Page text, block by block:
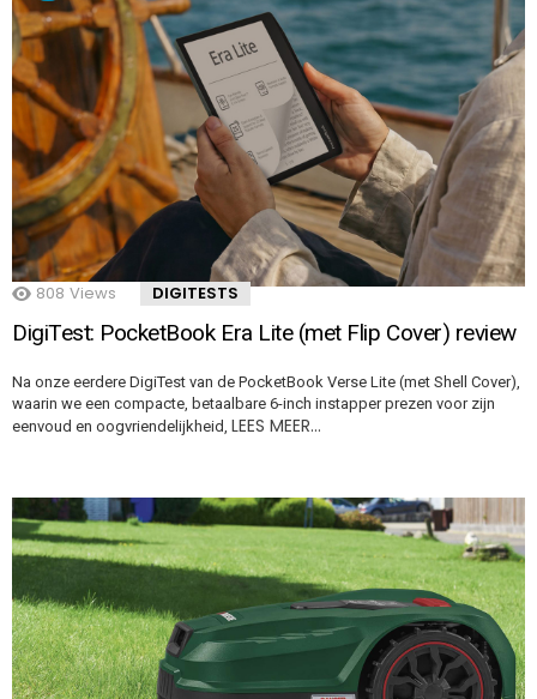
808 Views DIGITESTS
DigiTest: PocketBook Era Lite (met Flip Cover) review
Na onze eerdere DigiTest van de PocketBook Verse Lite (met Shell Cover),
waarin we een compacte, betaalbare 6-inch instapper prezen voor zijn
eenvoud en oogvriendelijkheid, LEES MEER…